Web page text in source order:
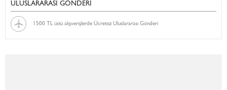
ULUSLARARASI GÖNDERİ
1500 TL üstü alışverişlerde Ücretsiz Uluslararası Gönderi